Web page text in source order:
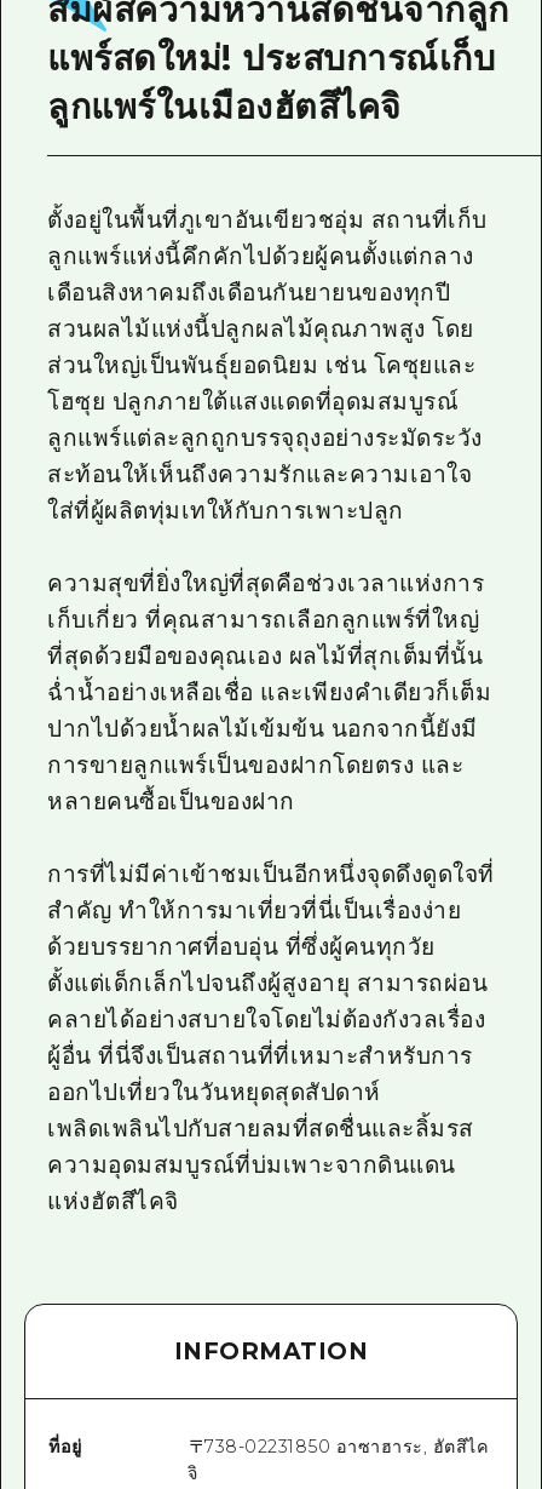
ดาวน์โหลดรูปภาพ
ข้อมูลการขนส่งระหว่างเกิดภัยพิบัติ
สัมผัสความหวานสดชื่นจากลูก
แพร์สดใหม่! ประสบการณ์เก็บ
ลูกแพร์ในเมืองฮัตสึไคจิ
ตั้งอยู่ในพื้นที่ภูเขาอันเขียวชอุ่ม สถานที่เก็บ
ลูกแพร์แห่งนี้คึกคักไปด้วยผู้คนตั้งแต่กลาง
เดือนสิงหาคมถึงเดือนกันยายนของทุกปี
สวนผลไม้แห่งนี้ปลูกผลไม้คุณภาพสูง โดย
ส่วนใหญ่เป็นพันธุ์ยอดนิยม เช่น โคซุยและ
โฮซุย ปลูกภายใต้แสงแดดที่อุดมสมบูรณ์
ลูกแพร์แต่ละลูกถูกบรรจุถุงอย่างระมัดระวัง
สะท้อนให้เห็นถึงความรักและความเอาใจ
ใส่ที่ผู้ผลิตทุ่มเทให้กับการเพาะปลูก
ความสุขที่ยิ่งใหญ่ที่สุดคือช่วงเวลาแห่งการ
เก็บเกี่ยว ที่คุณสามารถเลือกลูกแพร์ที่ใหญ่
ที่สุดด้วยมือของคุณเอง ผลไม้ที่สุกเต็มที่นั้น
ฉ่ำน้ำอย่างเหลือเชื่อ และเพียงคำเดียวก็เต็ม
ปากไปด้วยน้ำผลไม้เข้มข้น นอกจากนี้ยังมี
การขายลูกแพร์เป็นของฝากโดยตรง และ
หลายคนซื้อเป็นของฝาก
การที่ไม่มีค่าเข้าชมเป็นอีกหนึ่งจุดดึงดูดใจที่
สำคัญ ทำให้การมาเที่ยวที่นี่เป็นเรื่องง่าย
ด้วยบรรยากาศที่อบอุ่น ที่ซึ่งผู้คนทุกวัย
ตั้งแต่เด็กเล็กไปจนถึงผู้สูงอายุ สามารถผ่อน
คลายได้อย่างสบายใจโดยไม่ต้องกังวลเรื่อง
ผู้อื่น ที่นี่จึงเป็นสถานที่ที่เหมาะสำหรับการ
ออกไปเที่ยวในวันหยุดสุดสัปดาห์
เพลิดเพลินไปกับสายลมที่สดชื่นและลิ้มรส
ความอุดมสมบูรณ์ที่บ่มเพาะจากดินแดน
แห่งฮัตสึไคจิ
INFORMATION
ที่อยู่ 〒738-02231850 อาซาฮาระ, ฮัตสึไค
จิ